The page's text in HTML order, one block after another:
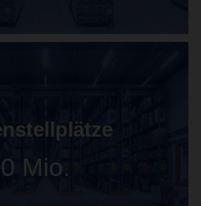
Mio.